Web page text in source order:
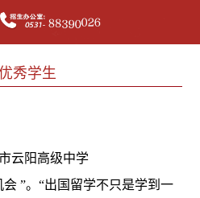
秀学生
云阳高级中学
”。“出国留学不只是学到一